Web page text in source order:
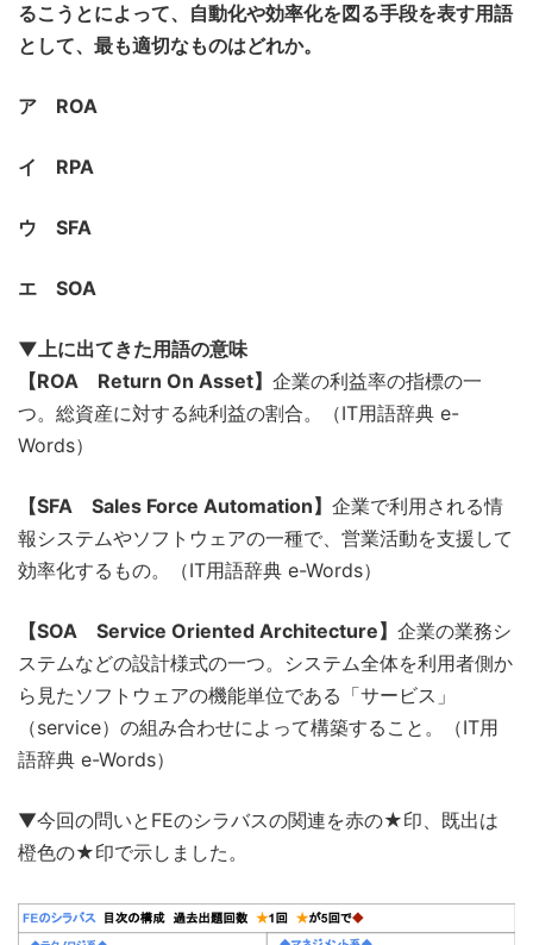
るこうとによって、自動化や効率化を図る手段を表す用語
として、最も適切なものはどれか。
ア ROA
イ RPA
ウ SFA
エ SOA
▼上に出てきた用語の意味
【ROA Return On Asset】 企業の利益率の指標の一
つ。総資産に対する純利益の割合。（IT用語辞典 e-
Words）
【SFA Sales Force Automation】 企業で利用される情
報システムやソフトウェアの一種で、営業活動を支援して
効率化するもの。（IT用語辞典 e-Words）
【SOA Service Oriented Architecture】 企業の業務シ
ステムなどの設計様式の一つ。システム全体を利用者側か
ら見たソフトウェアの機能単位である「サービス」
（service）の組み合わせによって構築すること。（IT用
語辞典 e-Words）
▼今回の問いとFEのシラバスの関連を赤の★印、既出は
橙色の★印で示しました。